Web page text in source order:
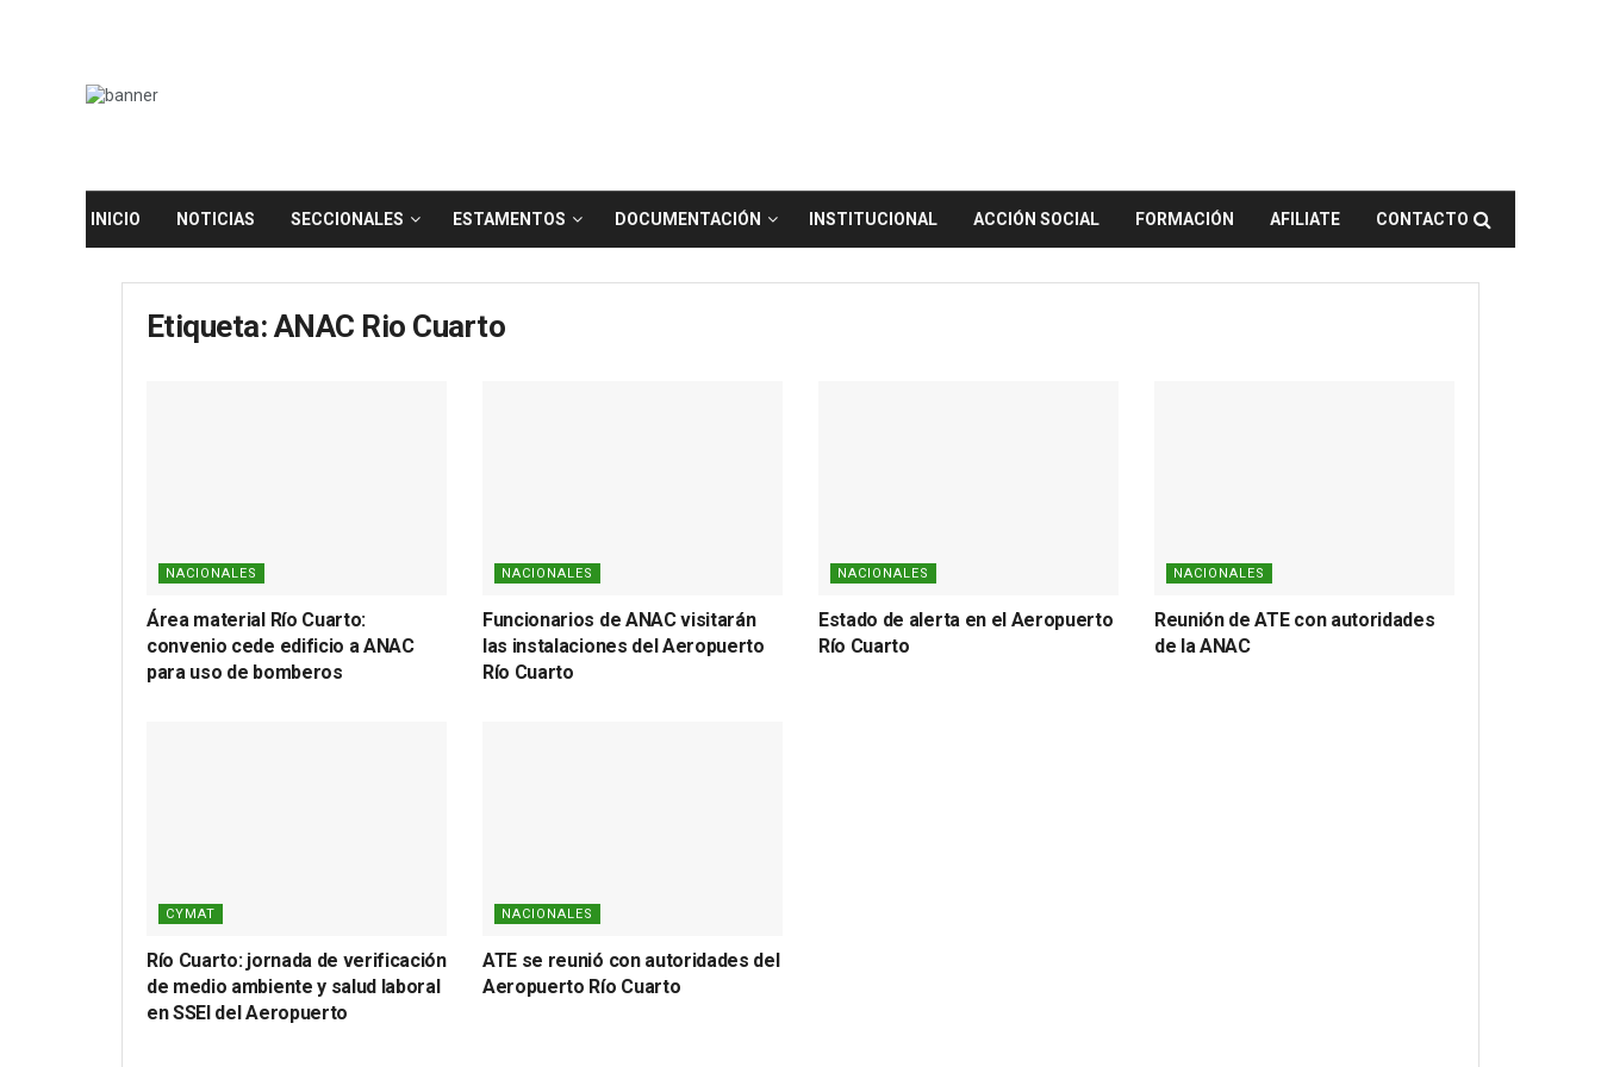
INICIO NOTICIAS SECCIONALES ESTAMENTOS DOCUMENTACIÓN INSTITUCIONAL ACCIÓN SOCIAL FORMACIÓN AFILIATE CONTACTO
Etiqueta: ANAC Rio Cuarto
NACIONALES
Área material Río Cuarto:
convenio cede edificio a ANAC
para uso de bomberos
NACIONALES
Funcionarios de ANAC visitarán
las instalaciones del Aeropuerto
Río Cuarto
NACIONALES
Estado de alerta en el Aeropuerto
Río Cuarto
NACIONALES
Reunión de ATE con autoridades
de la ANAC
CYMAT
Río Cuarto: jornada de verificación
de medio ambiente y salud laboral
en SSEI del Aeropuerto
NACIONALES
ATE se reunió con autoridades del
Aeropuerto Río Cuarto